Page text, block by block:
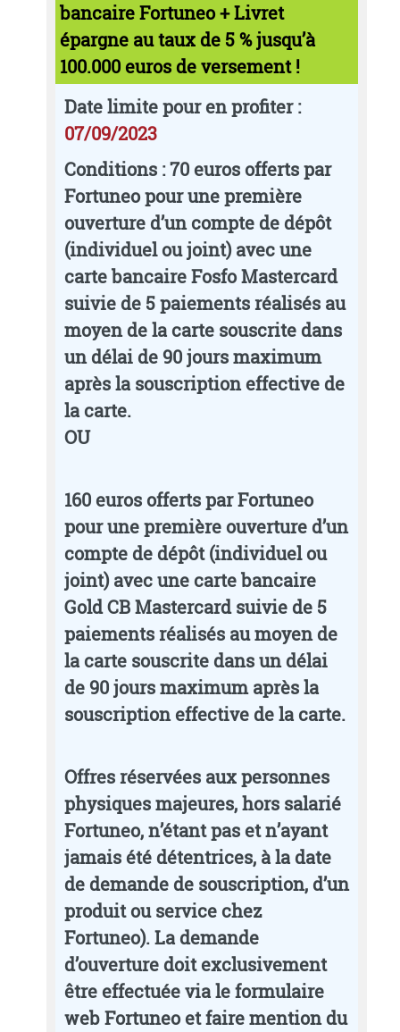
bancaire Fortuneo + Livret
épargne au taux de 5 % jusqu’à
100.000 euros de versement !
Date limite pour en profiter:
07/09/2023
Conditions: 70 euros offerts par
Fortuneo pour une première
ouverture d’un compte de dépôt
(individuel ou joint) avec une
carte bancaire Fosfo Mastercard
suivie de 5 paiements réalisés au
moyen de la carte souscrite dans
un délai de 90 jours maximum
après la souscription effective de
la carte.
OU
160 euros offerts par Fortuneo
pour une première ouverture d’un
compte de dépôt (individuel ou
joint) avec une carte bancaire
Gold CB Mastercard suivie de 5
paiements réalisés au moyen de
la carte souscrite dans un délai
de 90 jours maximum après la
souscription effective de la carte.
Offres réservées aux personnes
physiques majeures, hors salarié
Fortuneo, n’étant pas et n’ayant
jamais été détentrices, à la date
de demande de souscription, d’un
produit ou service chez
Fortuneo). La demande
d’ouverture doit exclusivement
être effectuée via le formulaire
web Fortuneo et faire mention du